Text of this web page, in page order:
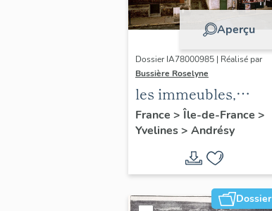
Aperçu
Dossier IA78000985 | Réalisé par
Bussière Roselyne
les immeubles,
maisons et fermes
du canton d'Andrésy
France > Île-de-France >
Yvelines> Andrésy
Dossier